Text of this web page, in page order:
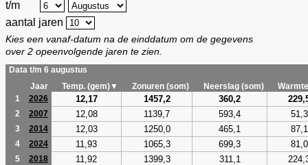
t/m
aantal jaren
Kies een vanaf-datum na de einddatum om de gegevens
over 2 opeenvolgende jaren te zien.
Data t/m 6 augustus
Jaar
Temp. (gem)▼ Zonuren (som) Neerslag (som)
1
2026 12,17 1457,2 360,2
2 2007 12,08 1139,7 593,4 51,3
3 2014 12,03 1250,0 465,1 87,1
4 2024 11,93 1065,3 699,3 81,0
5 2018 11,92 1399,3 311,1